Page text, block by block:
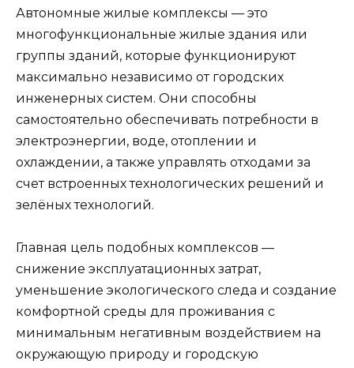
Автономные жилые комплексы — это
многофункциональные жилые здания или
группы зданий, которые функционируют
максимально независимо от городских
инженерных систем. Они способны
самостоятельно обеспечивать потребности в
электроэнергии, воде, отоплении и
охлаждении, а также управлять отходами за
счет встроенных технологических решений и
зелёных технологий.
Главная цель подобных комплексов —
снижение эксплуатационных затрат,
уменьшение экологического следа и создание
комфортной среды для проживания с
минимальным негативным воздействием на
окружающую природу и городскую